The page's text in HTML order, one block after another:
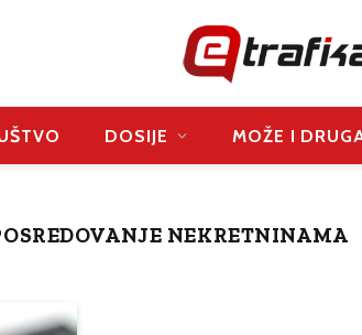
DOSIJE MOŽE I
NEKRETNINAMA